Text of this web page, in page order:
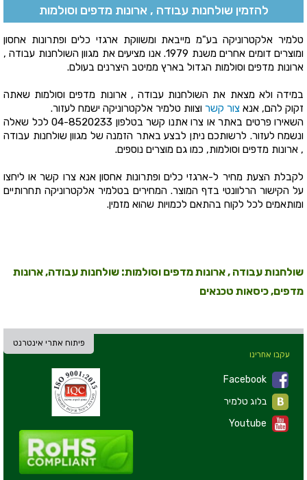
להזמין שולחנות עבודה , ארונות מדפים וסולמות
טלמיר אלקטרוניקה בע"מ מייבאת ומשווקת ארגזי כלים ופתרונות אחסון
ומוצרים דומים אחרים משנת 1979. אנו מציעים את מגוון השולחנות עבודה ,
ארונות מדפים וסולמות הגדול בארץ ממיטב היצרנים בעולם.
במידה ולא מצאת את השולחנות עבודה , ארונות מדפים וסולמות שאתה
זקוק להם, אנא צור קשר וצוות טלמיר אלקטרוניקה ישמח לעזור.
השאירו פרטים באתר או צרו אתנו קשר בטלפון 04-8520233 לכל שאלה
ונשמח לעזור. לרשותכם ניתן לבצע באתר הזמנה של מגוון שולחנות עבודה
, ארונות מדפים וסולמות, כמו גם מוצרים נוספים.
לקבלת הצעת מחיר ל-ארגזי כלים ופתרונות אחסון אנא צרו קשר או ליחצו
על הקישור הרלוונטי בדף המוצר. המחירים בטלמיר אלקטרוניקה תחרותיים
ומותאמים לכל לקוח בהתאם לכמויות שהוא מזמין.
שולחנות עבודה , ארונות מדפים וסולמות: שולחנות עבודה, ארונות
מדפים, כיסאות טכנאים
פיתוח אתרי אינטרנט
עקבו אחרינו
Facebook
Youtube